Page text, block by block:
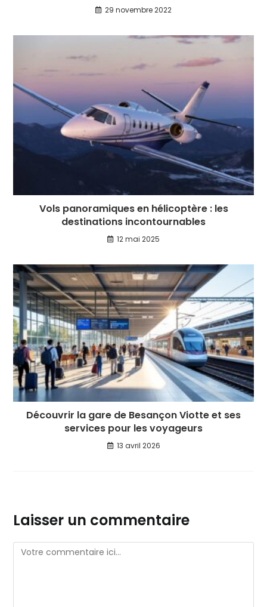
29 novembre 2022
Vols panoramiques en hélicoptère : les
destinations incontournables
12 mai 2025
Découvrir la gare de Besançon Viotte et ses
services pour les voyageurs
13 avril 2026
Laisser un commentaire
Comment